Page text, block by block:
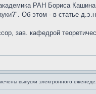
РАН Бориса
Об этом - в статье
зав. кафедрой
выпуски электронного